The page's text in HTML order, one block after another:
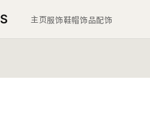
主页服饰鞋帽饰品配饰